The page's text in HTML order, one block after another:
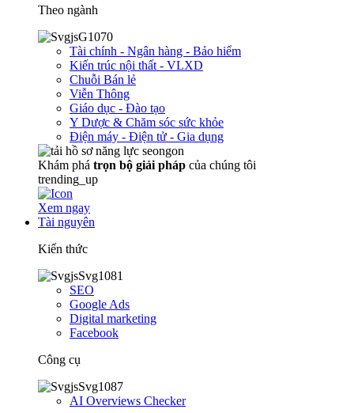
Theo ngành
Tài chính - Ngân hàng - Bảo hiểm
Kiến trúc nội thất - VLXD
Chuỗi Bán lẻ
Viễn Thông
Giáo dục - Đào tạo
Y Dược & Chăm sóc sức khỏe
Điện máy - Điện tử - Gia dụng
Khám phá trọn bộ giải pháp của chúng tôi
trending_up
Xem ngay
Tài nguyên
Kiến thức
SEO
Google Ads
Digital marketing
Facebook
Công cụ
AI Overviews Checker